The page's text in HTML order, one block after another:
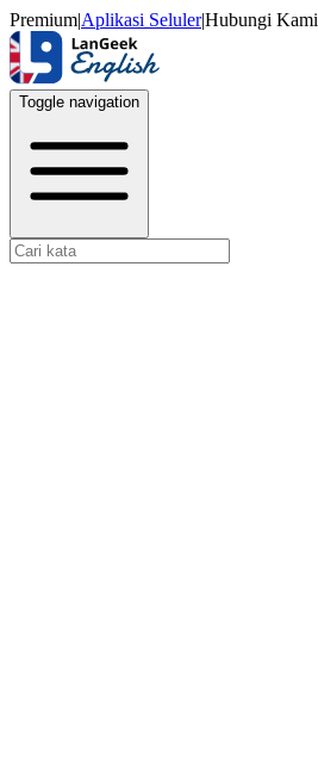
Premium|Aplikasi Seluler|Hubungi Kami
Toggle navigation